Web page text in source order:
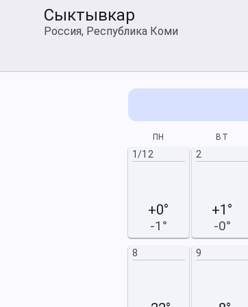
Сыктывкар
Россия, Республика Коми
ПН ВТ
1/12
+0°
-1°
2
+1°
-0°
8 9